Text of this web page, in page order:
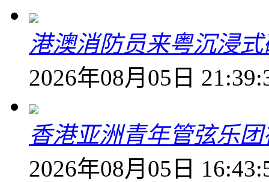
港澳消防员来粤沉浸
2026年08月05日
香港亚洲青年管弦乐
2026年08月05日